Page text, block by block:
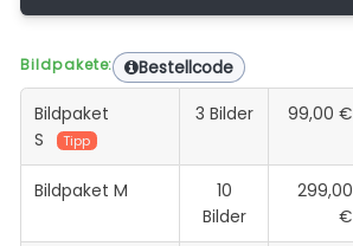
Bildpakete: Bestellcode
Bildpaket
S
Tipp
3 Bilder 99,00 €
Bildpaket M
10
Bilder
299,00
€